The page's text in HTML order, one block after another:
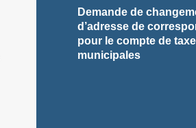
Demande de
d’adresse de
pour le compte de
municipales